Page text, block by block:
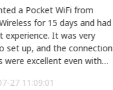
a Pocket WiFi from
for 15 days and had
experience. It was very
set up, and the connection
were excellent even with
27 11:09:01